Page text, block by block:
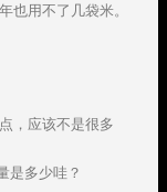
也用不了几袋米。
，应该不是很多
是多少哇？